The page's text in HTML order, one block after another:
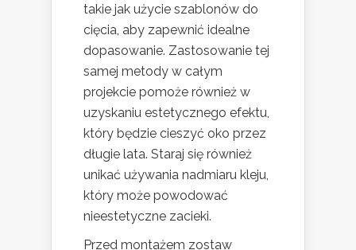
takie jak użycie szablonów do
cięcia, aby zapewnić idealne
dopasowanie. Zastosowanie tej
samej metody w całym
projekcie pomoże również w
uzyskaniu estetycznego efektu,
który będzie cieszyć oko przez
długie lata. Staraj się również
unikać używania nadmiaru kleju,
który może powodować
nieestetyczne zacieki.
Przed montażem zostaw